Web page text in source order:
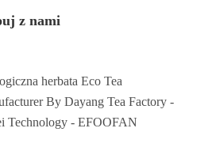
z nami
herbata Eco Tea
By Dayang Tea Factory -
Technology - EFOOFAN